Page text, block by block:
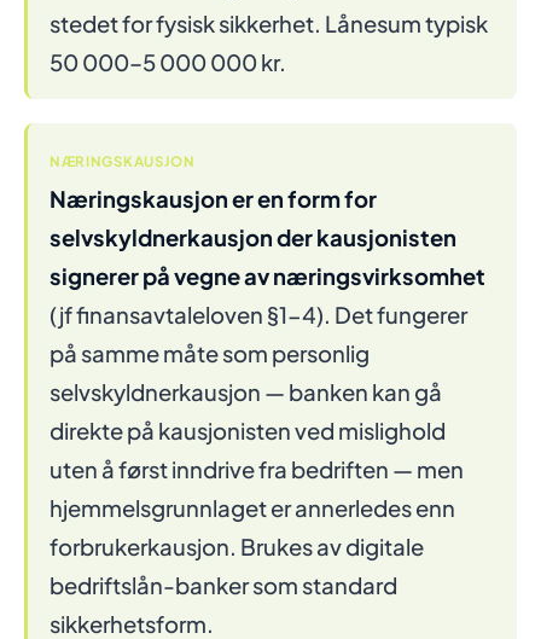
stedet for fysisk sikkerhet. Lånesum typisk
50 000–5 000 000 kr.
NÆRINGSKAUSJON
Næringskausjon er en form for
selvskyldnerkausjon der kausjonisten
signerer på vegne av næringsvirksomhet
(jf finansavtaleloven §1-4). Det fungerer
på samme måte som personlig
selvskyldnerkausjon — banken kan gå
direkte på kausjonisten ved mislighold
uten å først inndrive fra bedriften — men
hjemmelsgrunnlaget er annerledes enn
forbrukerkausjon. Brukes av digitale
bedriftslån-banker som standard
sikkerhetsform.